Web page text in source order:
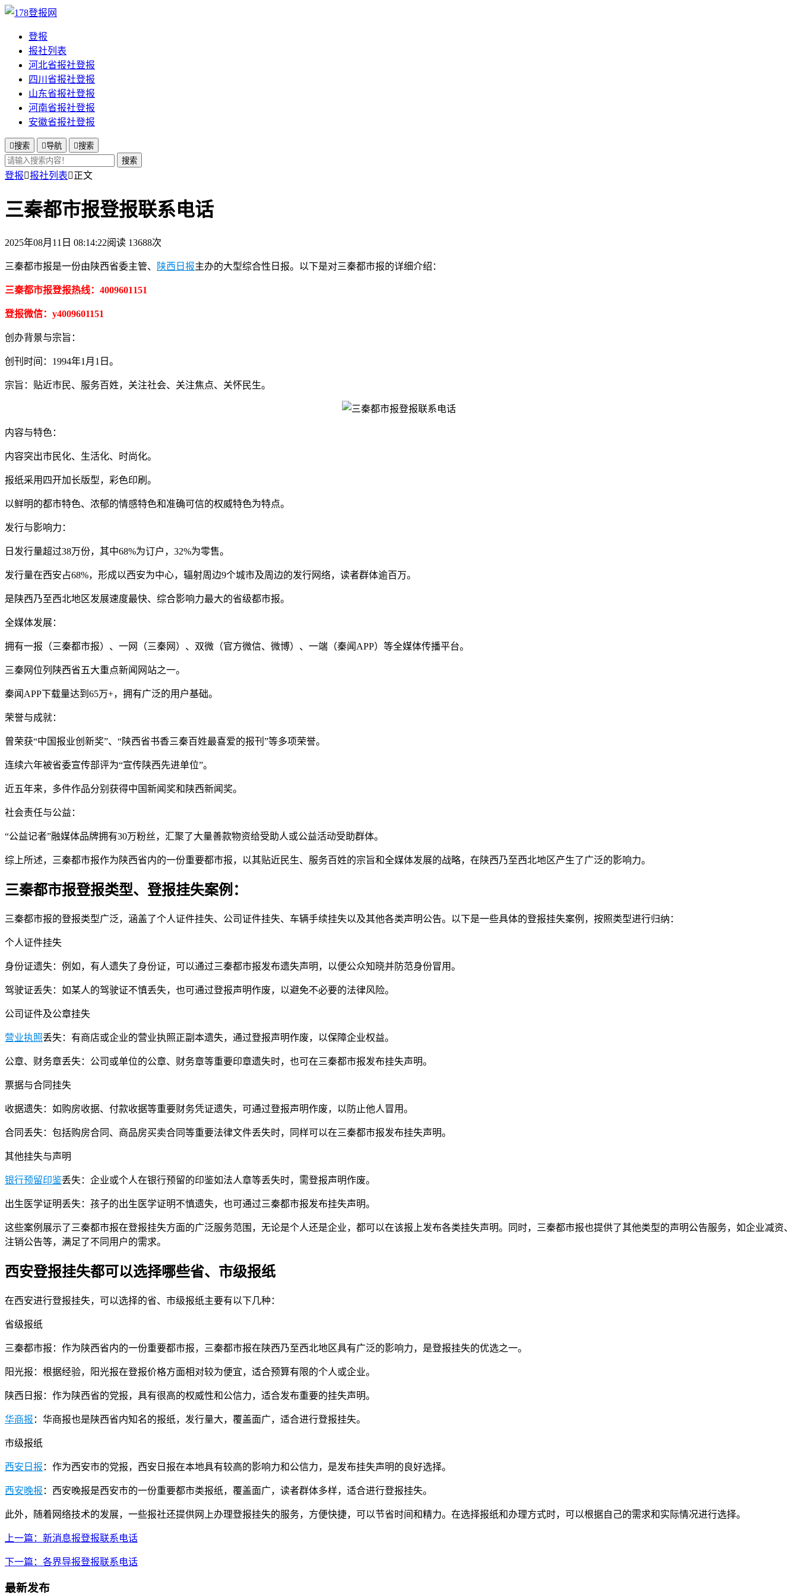
登报
报社列表
河北省报社登报
四川省报社登报
山东省报社登报
河南省报社登报
安徽省报社登报
搜索 导航 搜索
搜索
登报报社列表正文
三秦都市报登报联系电话
2025年08月11日 08:14:22阅读 13688次
三秦都市报是一份由陕西省委主管、 陕西日报主办的大型综合性日报。以下是对三秦都市报的详细介绍：
三秦都市报登报热线：4009601151
登报微信：y4009601151
创办背景与宗旨：
创刊时间：1994年1月1日。
宗旨：贴近市民、服务百姓，关注社会、关注焦点、关怀民生。
内容与特色：
内容突出市民化、生活化、时尚化。
报纸采用四开加长版型，彩色印刷。
以鲜明的都市特色、浓郁的情感特色和准确可信的权威特色为特点。
发行与影响力：
日发行量超过38万份，其中68%为订户，32%为零售。
发行量在西安占68%，形成以西安为中心，辐射周边9个城市及周边的发行网络，读者群体逾百万。
是陕西乃至西北地区发展速度最快、综合影响力最大的省级都市报。
全媒体发展：
拥有一报（三秦都市报）、一网（三秦网）、双微（官方微信、微博）、一端（秦闻APP）等全媒体传播平台。
三秦网位列陕西省五大重点新闻网站之一。
秦闻APP下载量达到65万+，拥有广泛的用户基础。
荣誉与成就：
曾荣获“中国报业创新奖”、“陕西省书香三秦百姓最喜爱的报刊”等多项荣誉。
连续六年被省委宣传部评为“宣传陕西先进单位”。
近五年来，多件作品分别获得中国新闻奖和陕西新闻奖。
社会责任与公益：
“公益记者”融媒体品牌拥有30万粉丝，汇聚了大量善款物资给受助人或公益活动受助群体。
综上所述，三秦都市报作为陕西省内的一份重要都市报，以其贴近民生、服务百姓的宗旨和全媒体发展的战略，在陕西乃至西北地区产生了广泛的影响力。
三秦都市报登报类型、登报挂失案例：
三秦都市报的登报类型广泛，涵盖了个人证件挂失、公司证件挂失、车辆手续挂失以及其他各类声明公告。以下是一些具体的登报挂失案例，按照类型进行归纳：
个人证件挂失
身份证遗失：例如，有人遗失了身份证，可以通过三秦都市报发布遗失声明，以便公众知晓并防范身份冒用。
驾驶证丢失：如某人的驾驶证不慎丢失，也可通过登报声明作废，以避免不必要的法律风险。
公司证件及公章挂失
营业执照丢失：有商店或企业的营业执照正副本遗失，通过登报声明作废，以保障企业权益。
公章、财务章丢失：公司或单位的公章、财务章等重要印章遗失时，也可在三秦都市报发布挂失声明。
票据与合同挂失
收据遗失：如购房收据、付款收据等重要财务凭证遗失，可通过登报声明作废，以防止他人冒用。
合同丢失：包括购房合同、商品房买卖合同等重要法律文件丢失时，同样可以在三秦都市报发布挂失声明。
其他挂失与声明
银行预留印鉴丢失：企业或个人在银行预留的印鉴如法人章等丢失时，需登报声明作废。
出生医学证明丢失：孩子的出生医学证明不慎遗失，也可通过三秦都市报发布挂失声明。
这些案例展示了三秦都市报在登报挂失方面的广泛服务范围，无论是个人还是企业，都可以在该报上发布各类挂失声明。同时，三秦都市报也提供了其他类型的声明公告服务，如企业减资、
注销公告等，满足了不同用户的需求。
西安登报挂失都可以选择哪些省、市级报纸
在西安进行登报挂失，可以选择的省、市级报纸主要有以下几种：
省级报纸
三秦都市报：作为陕西省内的一份重要都市报，三秦都市报在陕西乃至西北地区具有广泛的影响力，是登报挂失的优选之一。
阳光报：根据经验，阳光报在登报价格方面相对较为便宜，适合预算有限的个人或企业。
陕西日报：作为陕西省的党报，具有很高的权威性和公信力，适合发布重要的挂失声明。
华商报 ：华商报也是陕西省内知名的报纸，发行量大，覆盖面广，适合进行登报挂失。
市级报纸
西安日报 ：作为西安市的党报，西安日报在本地具有较高的影响力和公信力，是发布挂失声明的良好选择。
西安晚报 ：西安晚报是西安市的一份重要都市类报纸，覆盖面广，读者群体多样，适合进行登报挂失。
此外，随着网络技术的发展，一些报社还提供网上办理登报挂失的服务，方便快捷，可以节省时间和精力。在选择报纸和办理方式时，可以根据自己的需求和实际情况进行选择。
上一篇：新消息报登报联系电话
下一篇：各界导报登报联系电话
最新发布